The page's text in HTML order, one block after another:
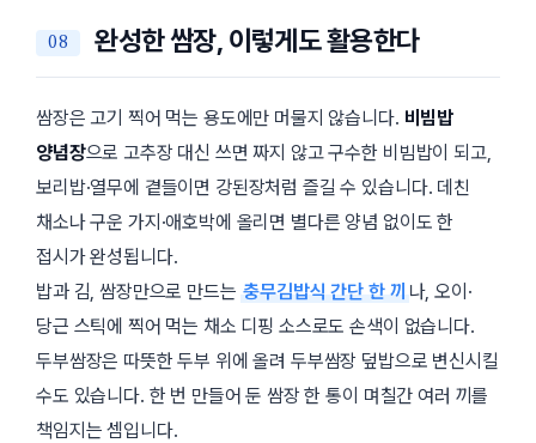
완성한 쌈장, 이렇게도 활용한다
쌈장은 고기 찍어 먹는 용도에만 머물지 않습니다. 비빔밥
양념장으로 고추장 대신 쓰면 짜지 않고 구수한 비빔밥이 되고,
보리밥·열무에 곁들이면 강된장처럼 즐길 수 있습니다. 데친
채소나 구운 가지·애호박에 올리면 별다른 양념 없이도 한
접시가 완성됩니다.
밥과 김, 쌈장만으로 만드는 충무김밥식 간단 한 끼 나, 오이·
당근 스틱에 찍어 먹는 채소 디핑 소스로도 손색이 없습니다.
두부쌈장은 따뜻한 두부 위에 올려 두부쌈장 덮밥으로 변신시킬
수도 있습니다. 한 번 만들어 둔 쌈장 한 통이 며칠간 여러 끼를
책임지는 셈입니다.